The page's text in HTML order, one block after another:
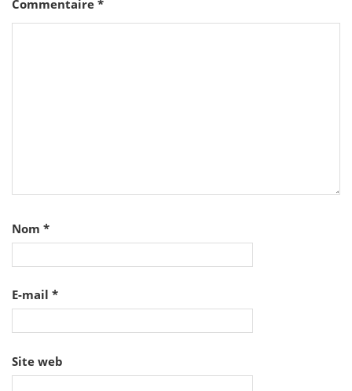
Commentaire *
Nom *
E-mail *
Site web